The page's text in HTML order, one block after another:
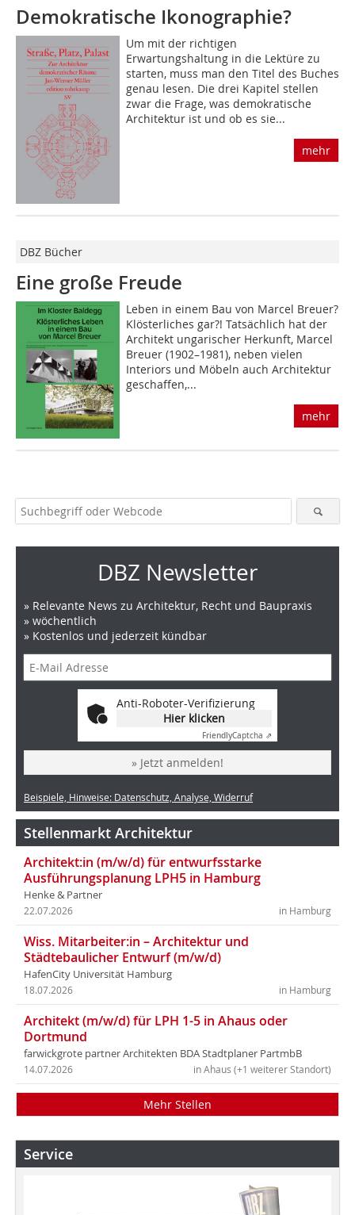
Demokratische Ikonographie?
Um mit der richtigen
Erwartungshaltung in die Lektüre zu
starten, muss man den Titel des Buches
genau lesen. Die drei Kapitel stellen
zwar die Frage, was demokratische
Architektur ist und ob es sie...
mehr
DBZ Bücher
Eine große Freude
Leben in einem Bau von Marcel Breuer?
Klösterliches gar?! Tatsächlich hat der
Architekt ungarischer Herkunft, Marcel
Breuer (1902–1981), neben vielen
Interiors und Möbeln auch Architektur
geschaffen,...
mehr
DBZ Newsletter
» Relevante News zu Architektur, Recht und Baupraxis
» wöchentlich
» Kostenlos und jederzeit kündbar
Anti-Roboter-Verifizierung
Hier klicken
FriendlyCaptcha ⇗
» Jetzt anmelden!
Beispiele, Hinweise: Datenschutz, Analyse, Widerruf
Stellenmarkt Architektur
Architekt:in (m/w/d) für entwurfsstarke
Ausführungsplanung LPH5 in Hamburg
Henke & Partner
in Hamburg
22.07.2026
Wiss. Mitarbeiter:in – Architektur und
Städtebaulicher Entwurf (m/w/d)
HafenCity Universität Hamburg
in Hamburg
18.07.2026
Architekt (m/w/d) für LPH 1-5 in Ahaus oder
Dortmund
farwickgrote partner Architekten BDA Stadtplaner PartmbB
in Ahaus (+1 weiterer Standort)
14.07.2026
Mehr Stellen
Service